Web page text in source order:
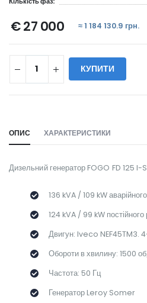
€ 27 000 ≈ 1 184 130.9 грн.
КУПИТИ
ОПИС ХАРАКТЕРИСТИКИ
Дизельний генератор FOGO FD 125 I-
136 kVA / 109 kW
124 kVA / 99 kW
Двигун: Iveco NEF45TM3.
Обороти в хвилину: 1500
Частота: 50 Гц
Генератор Leroy Somer